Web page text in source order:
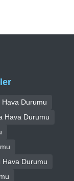
Durumu
Durumu
Durumu